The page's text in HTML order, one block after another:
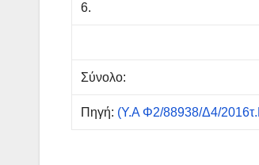
6.
Σύνολο:
Πηγή: (Υ.Α Φ2/88938/Δ4/